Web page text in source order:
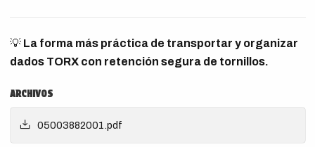
💡 La forma más práctica de transportar y organizar
dados TORX con retención segura de tornillos.
ARCHIVOS
05003882001.pdf